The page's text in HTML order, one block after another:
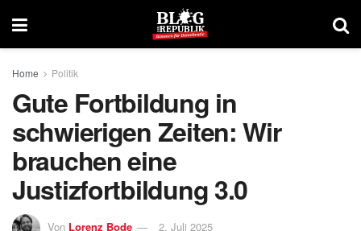
Home Politik
Gute Fortbildung in
schwierigen Zeiten: Wir
brauchen eine
Justizfortbildung 3.0
Von Lorenz Bode 2. Juli 2025